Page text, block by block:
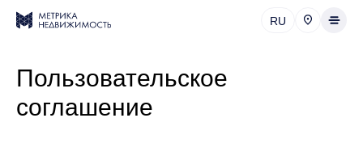
RU
Пользовательское
соглашение